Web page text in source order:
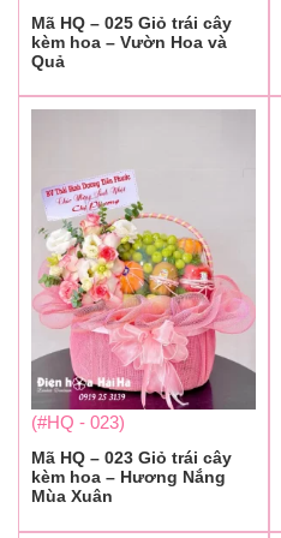
Mã HQ – 025 Giỏ trái cây
kèm hoa – Vườn Hoa và
Quả
(#HQ - 023)
Mã HQ – 023 Giỏ trái cây
kèm hoa – Hương Nắng
Mùa Xuân